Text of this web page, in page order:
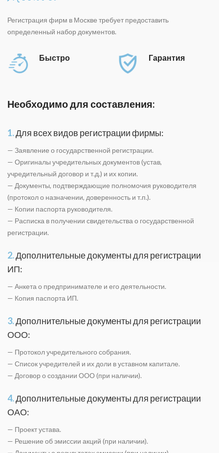
Регистрация фирм в Москве требует предоставить
определенный набор документов.
Быстро Гарантия
Необходимо для составления:
1.Для всех видов регистрации фирмы:
— Заявление о государственной регистрации.
— Оригиналы учредительных документов (устав,
учредительный договор и т.д.) и их копии.
— Документы, подтверждающие полномочия руководителя
(протокол о назначении, доверенность и т.п.).
— Копии паспорта руководителя.
— Расписка в получении свидетельства о государственной
регистрации.
2.Дополнительные документы для регистрации
ИП:
— Анкета о предпринимателе и его деятельности.
— Копия паспорта ИП.
3.Дополнительные документы для регистрации
ООО:
— Протокол учредительного собрания.
— Список учредителей и их доли в уставном капитале.
— Договор о создании ООО (при наличии).
4.Дополнительные документы для регистрации
ОАО:
— Проект устава.
— Решение об эмиссии акций (при наличии).